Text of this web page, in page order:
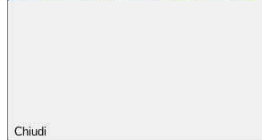
Chiudi